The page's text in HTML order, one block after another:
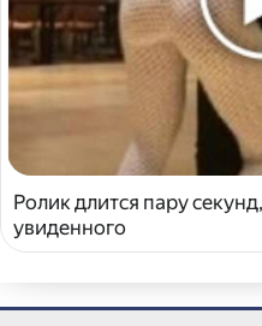
Ролик длится пару
увиденного